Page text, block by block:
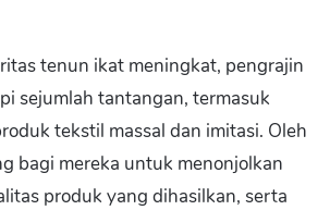
tenun ikat meningkat, pengrajin
sejumlah tantangan, termasuk
tekstil massal dan imitasi. Oleh
bagi mereka untuk menonjolkan
produk yang dihasilkan, serta